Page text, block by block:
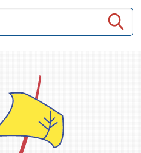
culturel
Global